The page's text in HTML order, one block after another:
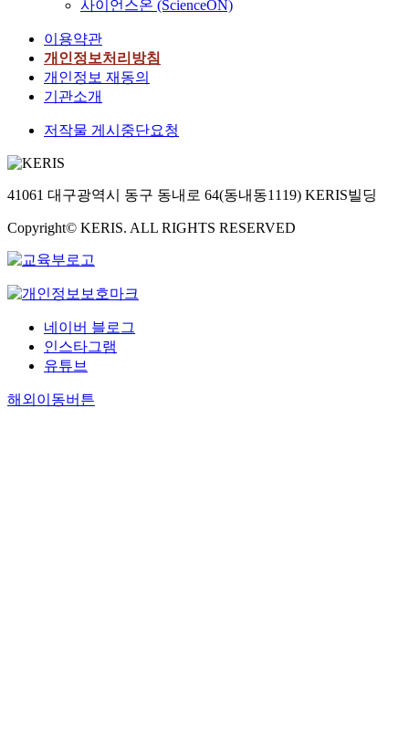
사이언스온 (ScienceON)
이용약관
개인정보처리방침
개인정보 재동의
기관소개
저작물 게시중단요청
41061 대구광역시 동구 동내로 64(동내동1119) KERIS빌딩
Copyright© KERIS. ALL RIGHTS RESERVED
네이버 블로그
인스타그램
유튜브
해외이동버튼